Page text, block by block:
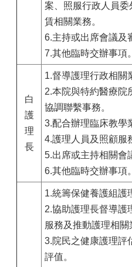
案、照服行政人員委
賃相關業務。
6.主持或出席會議及
7.其他臨時交辦事項。
白
護
理
長
1.督導護理行政相關
2.本院與特約醫療院
協調聯繫事務。
3.配合辦理臨床教學
4.護理人員及照顧服
5.出席或主持相關會
6.其他臨時交辦事項。
1.統籌保健養護組護
2.協助護理長督導護
服務及推動護理相關
3.院民之健康護理評
評值。